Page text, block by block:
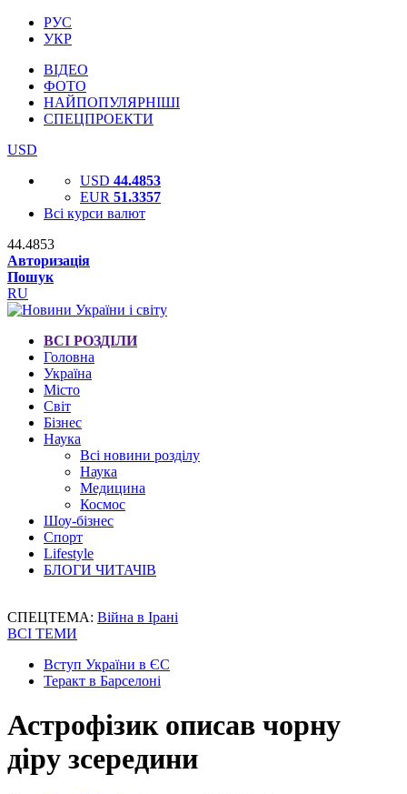
РУС
УКР
ВІДЕО
ФОТО
НАЙПОПУЛЯРНІШІ
СПЕЦПРОЕКТИ
USD
USD 44.4853
EUR 51.3357
Всі курси валют
44.4853
Авторизація
Пошук
RU
ВСІ РОЗДІЛИ
Головна
Україна
Місто
Світ
Бізнес
Наука
Всі новини розділу
Наука
Медицина
Космос
Шоу-бізнес
Спорт
Lifestyle
БЛОГИ ЧИТАЧІВ
СПЕЦТЕМА: Війна в Ірані
ВСІ ТЕМИ
Вступ України в ЄС
Теракт в Барселоні
Астрофізик описав чорну
діру зсередини